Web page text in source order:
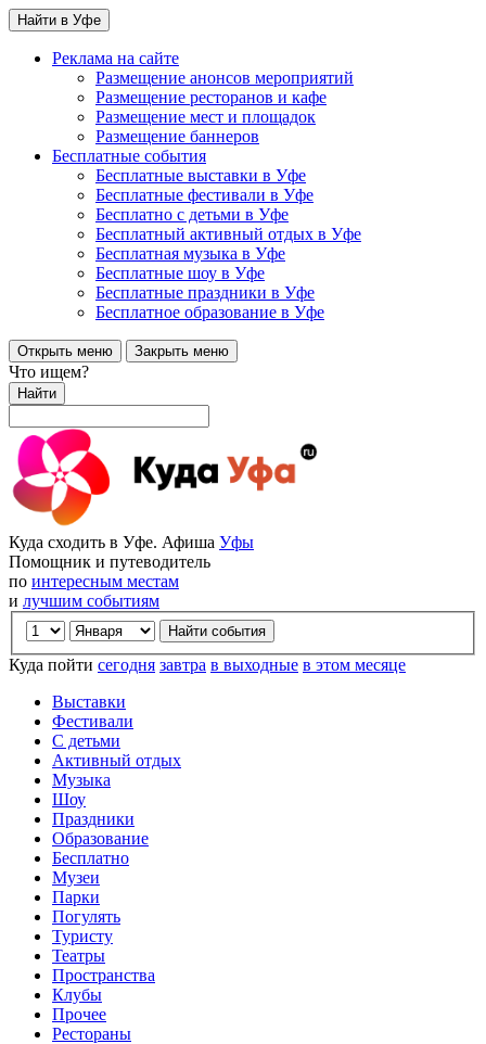
Найти в Уфе
Реклама на сайте
Размещение анонсов мероприятий
Размещение ресторанов и кафе
Размещение мест и площадок
Размещение баннеров
Бесплатные события
Бесплатные выставки в Уфе
Бесплатные фестивали в Уфе
Бесплатно с детьми в Уфе
Бесплатный активный отдых в Уфе
Бесплатная музыка в Уфе
Бесплатные шоу в Уфе
Бесплатные праздники в Уфе
Бесплатное образование в Уфе
Открыть меню Закрыть меню
Что ищем?
Найти
Куда сходить в Уфе. Афиша Уфы
Помощник и путеводитель
по интересным местам
и лучшим событиям
Куда пойти сегодня завтра в выходные в этом месяце
Выставки
Фестивали
С детьми
Активный отдых
Музыка
Шоу
Праздники
Образование
Бесплатно
Музеи
Парки
Погулять
Туристу
Театры
Пространства
Клубы
Прочее
Рестораны